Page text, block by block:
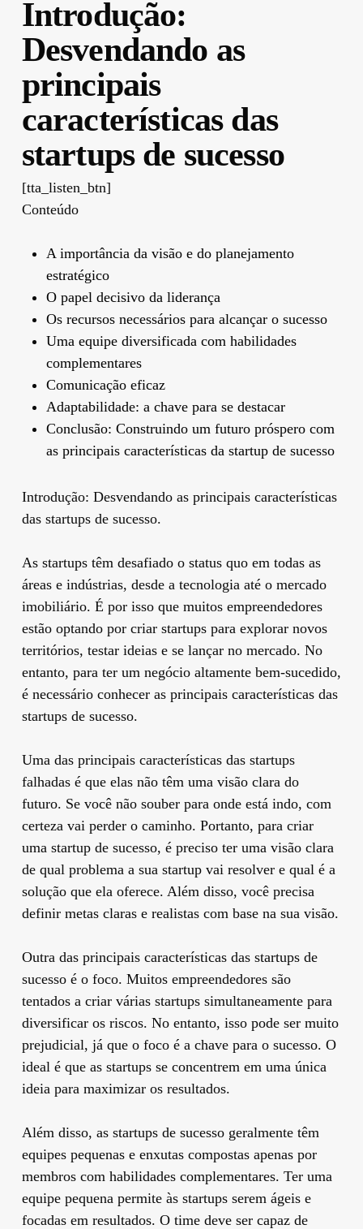
Introdução:
Desvendando as
principais
características das
startups de sucesso
[tta_listen_btn]
Conteúdo
A importância da visão e do planejamento
estratégico
O papel decisivo da liderança
Os recursos necessários para alcançar o sucesso
Uma equipe diversificada com habilidades
complementares
Comunicação eficaz
Adaptabilidade: a chave para se destacar
Conclusão: Construindo um futuro próspero com
as principais características da startup de sucesso
Introdução: Desvendando as principais características
das startups de sucesso.
As startups têm desafiado o status quo em todas as
áreas e indústrias, desde a tecnologia até o mercado
imobiliário. É por isso que muitos empreendedores
estão optando por criar startups para explorar novos
territórios, testar ideias e se lançar no mercado. No
entanto, para ter um negócio altamente bem-sucedido,
é necessário conhecer as principais características das
startups de sucesso.
Uma das principais características das startups
falhadas é que elas não têm uma visão clara do
futuro. Se você não souber para onde está indo, com
certeza vai perder o caminho. Portanto, para criar
uma startup de sucesso, é preciso ter uma visão clara
de qual problema a sua startup vai resolver e qual é a
solução que ela oferece. Além disso, você precisa
definir metas claras e realistas com base na sua visão.
Outra das principais características das startups de
sucesso é o foco. Muitos empreendedores são
tentados a criar várias startups simultaneamente para
diversificar os riscos. No entanto, isso pode ser muito
prejudicial, já que o foco é a chave para o sucesso. O
ideal é que as startups se concentrem em uma única
ideia para maximizar os resultados.
Além disso, as startups de sucesso geralmente têm
equipes pequenas e enxutas compostas apenas por
membros com habilidades complementares. Ter uma
equipe pequena permite às startups serem ágeis e
focadas em resultados. O time deve ser capaz de